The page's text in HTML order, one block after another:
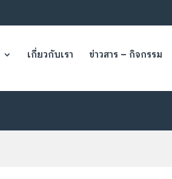
เกี่ยวกับเรา ข่าวสาร – กิจกรรม